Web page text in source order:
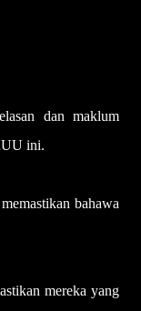
dan maklum
ini.
bahawa
mereka yang